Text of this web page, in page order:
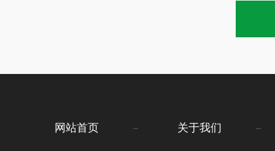
网站首页 关于我们